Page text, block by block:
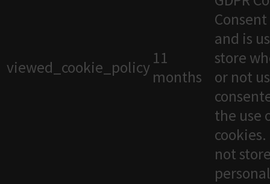
viewed_cookie_policy 11
months
and is
store
or not
the use
not